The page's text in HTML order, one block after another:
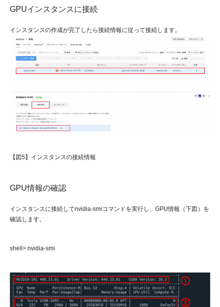
GPUインスタンスに接続
インスタンスの作成が完了したら接続情報に従って接続します。
【図5】インスタンスの接続情報
GPU情報の確認
インスタンスに接続してnvidia-smiコマンドを実行し、GPU情報（下図）を
確認します。
shell> nvidia-smi